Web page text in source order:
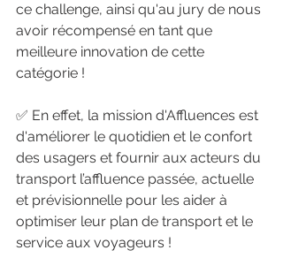
ce challenge, ainsi qu'au jury de nous
avoir récompensé en tant que
meilleure innovation de cette
catégorie !
✅ En effet, la mission d'Affluences est
d'améliorer le quotidien et le confort
des usagers et fournir aux acteurs du
transport l’affluence passée, actuelle
et prévisionnelle pour les aider à
optimiser leur plan de transport et le
service aux voyageurs !